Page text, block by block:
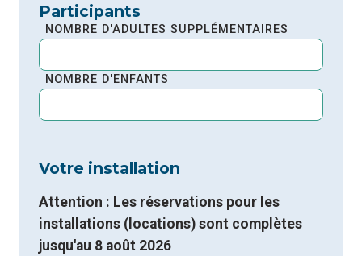
Participants
NOMBRE D'ADULTES SUPPLÉMENTAIRES
NOMBRE D'ENFANTS
Votre installation
Attention : Les réservations pour les
installations (locations) sont complètes
jusqu'au 8 août 2026